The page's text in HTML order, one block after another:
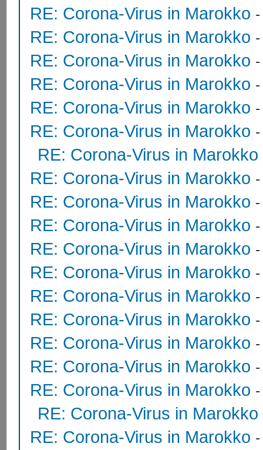
RE: Corona-Virus in Marokko
RE: Corona-Virus in Marokko
RE: Corona-Virus in Marokko
RE: Corona-Virus in Marokko
RE: Corona-Virus in Marokko
RE: Corona-Virus in Marokko
RE: Corona-Virus in Marokko
RE: Corona-Virus in Marokko
RE: Corona-Virus in Marokko
RE: Corona-Virus in Marokko
RE: Corona-Virus in Marokko
RE: Corona-Virus in Marokko
RE: Corona-Virus in Marokko
RE: Corona-Virus in Marokko
RE: Corona-Virus in Marokko
RE: Corona-Virus in Marokko
RE: Corona-Virus in Marokko
RE: Corona-Virus in Marokko
RE: Corona-Virus in Marokko